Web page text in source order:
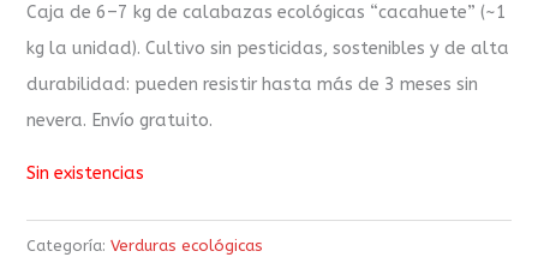
Caja de 6–7 kg de calabazas ecológicas “cacahuete” (~1
kg la unidad). Cultivo sin pesticidas, sostenibles y de alta
durabilidad: pueden resistir hasta más de 3 meses sin
nevera. Envío gratuito.
Sin existencias
Categoría:Verduras ecológicas